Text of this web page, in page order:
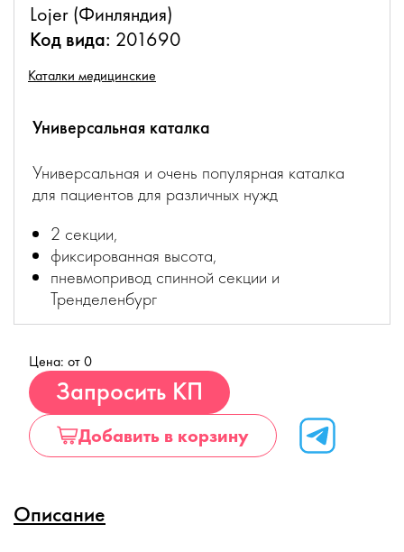
Lojer (Финляндия)
Код вида: 201690
Каталки медицинские
Универсальная каталка
Универсальная и очень популярная каталка
для пациентов для различных нужд
2 секции,
фиксированная высота,
пневмопривод спинной секции и
Тренделенбург
Цена: от 0
Запросить КП
Добавить в корзину
Описание